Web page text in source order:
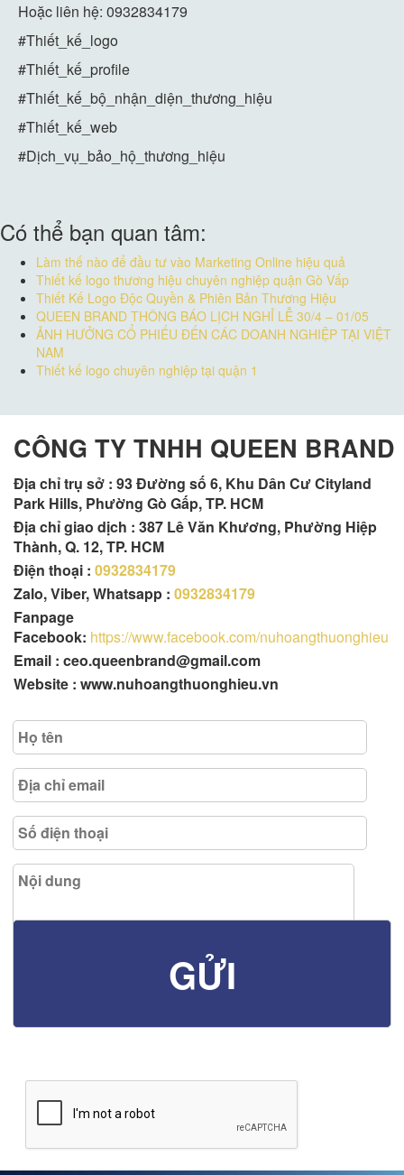
Hoặc liên hệ: 0932834179
#Thiết_kế_logo
#Thiết_kế_profile
#Thiết_kế_bộ_nhận_diện_thương_hiệu
#Thiết_kế_web
#Dịch_vụ_bảo_hộ_thương_hiệu
Có thể bạn quan tâm:
Làm thế nào để đầu tư vào Marketing Online hiệu quả
Thiết kế logo thương hiệu chuyên nghiệp quận Gò Vấp
Thiết Kế Logo Độc Quyền & Phiên Bản Thương Hiệu
QUEEN BRAND THÔNG BÁO LỊCH NGHỈ LỄ 30/4 – 01/05
ẢNH HƯỞNG CỔ PHIẾU ĐẾN CÁC DOANH NGHIỆP TẠI VIỆT
NAM
Thiết kế logo chuyên nghiệp tại quận 1
CÔNG TY TNHH QUEEN BRAND
Địa chỉ trụ sở : 93 Đường số 6, Khu Dân Cư Cityland
Park Hills, Phường Gò Gấp, TP. HCM
Địa chỉ giao dịch : 387 Lê Văn Khương, Phường Hiệp
Thành, Q. 12, TP. HCM
Điện thoại : 0932834179
Zalo, Viber, Whatsapp : 0932834179
Fanpage
Facebook: https://www.facebook.com/nuhoangthuonghieu
Email : ceo.queenbrand@gmail.com
Website : www.nuhoangthuonghieu.vn